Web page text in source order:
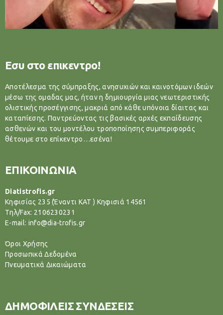
Εσυ στο επικεντρο!
Αποτέλεσμα της σύμπραξης, ανησυχιών και καινοτόμων ιδεών
μέσω της ομαδας μας, ήταν η δημιουργία μιας νεωτεριστικής
ολιστικής προσέγγισης, μακριά από κάθε υπόνοια δίαιτας και
καταπίεσης. Παντρεύοντας τις βασικές αρχές εκπαίδευσης
ασθενών και του μοντέλου τροποποίησης συμπεριφοράς
θέτουμε στο επίκεντρο…εσένα!
ΕΠΙΚΟΙΝΩΝΙΑ
Diatistrofis.gr
Κηφισίας 235 (Έναντι ΚΑΤ ) Κηφισιά 14561
Tηλ/Fax: 2106230231
E-mail: info@dia-trofis.gr
Όροι Χρήσης
Προσωπικά Δεδομένα
Πνευματικά Δικαιώματα
ΔΗΜΟΦΙΛΕΙΣ ΣΥΝΔΕΣΕΙΣ